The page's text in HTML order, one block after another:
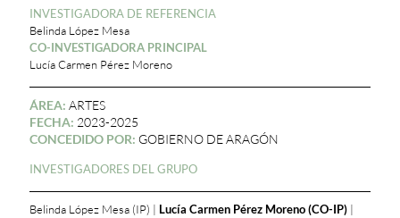
INVESTIGADORA DE REFERENCIA
Belinda López Mesa
CO-INVESTIGADORA PRINCIPAL
Lucía Carmen Pérez Moreno
ÁREA: ARTES
FECHA: 2023-2025
CONCEDIDO POR: GOBIERNO DE ARAGÓN
INVESTIGADORES DEL GRUPO
Belinda López Mesa (IP) | Lucía Carmen Pérez Moreno (CO-IP) |